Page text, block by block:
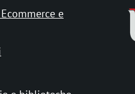
e